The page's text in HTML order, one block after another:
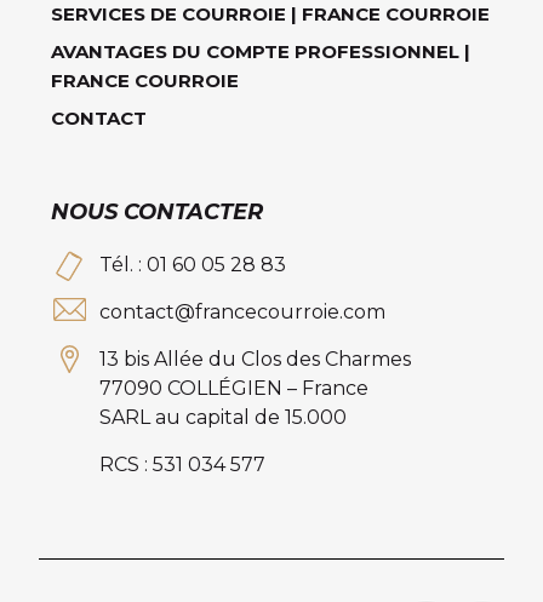
SERVICES DE COURROIE | FRANCE COURROIE
AVANTAGES DU COMPTE PROFESSIONNEL |
FRANCE COURROIE
CONTACT
NOUS CONTACTER
Tél. : 01 60 05 28 83
contact@francecourroie.com
13 bis Allée du Clos des Charmes
77090 COLLÉGIEN – France
SARL au capital de 15.000
RCS : 531 034 577